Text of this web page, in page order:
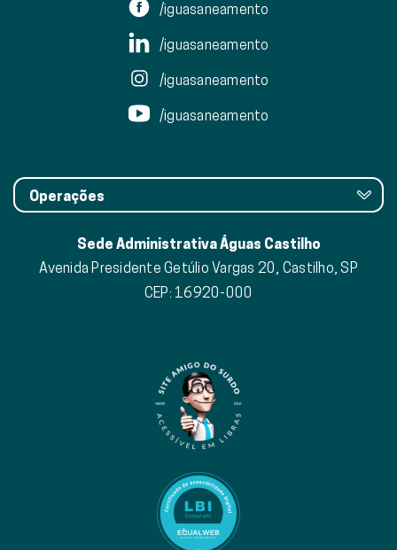
/iguasaneamento
/iguasaneamento
/iguasaneamento
/iguasaneamento
Operações
Sede Administrativa Águas Castilho
Avenida Presidente Getúlio Vargas 20, Castilho, SP
CEP: 16920-000